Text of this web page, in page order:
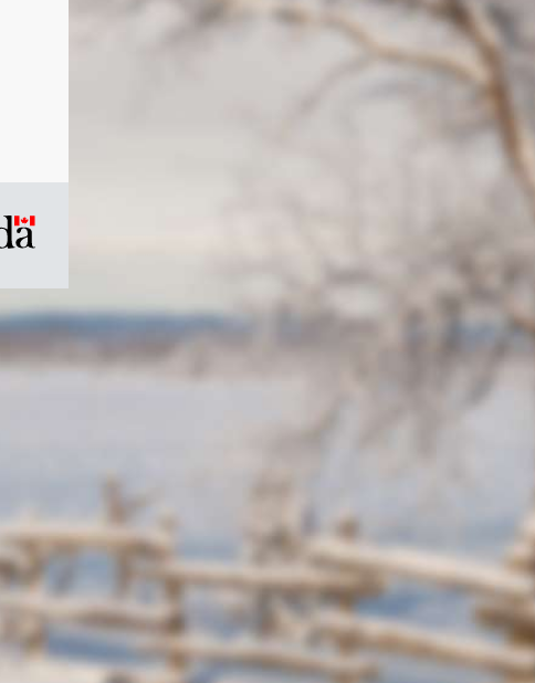
/
du
gouvernement
du